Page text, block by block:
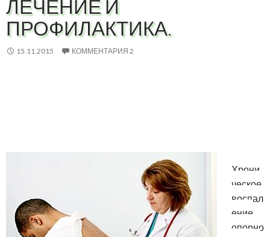
ЛЕЧЕНИЕ И
ПРОФИЛАКТИКА.
15.11.2015 КОММЕНТАРИЯ 2
Хрони
ческое
воспал
ение
опорно